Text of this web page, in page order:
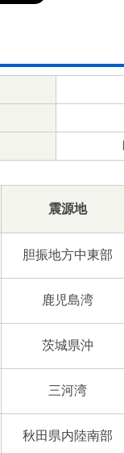
震源地
胆振地方中東部
鹿児島湾
茨城県沖
三河湾
秋田県内陸南部